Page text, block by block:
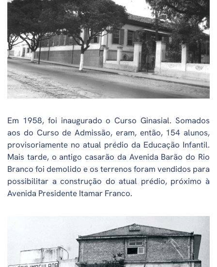
Em 1958, foi inaugurado o Curso Ginasial. Somados
aos do Curso de Admissão, eram, então, 154 alunos,
provisoriamente no atual prédio da Educação Infantil.
Mais tarde, o antigo casarão da Avenida Barão do Rio
Branco foi demolido e os terrenos foram vendidos para
possibilitar a construção do atual prédio, próximo à
Avenida Presidente Itamar Franco.